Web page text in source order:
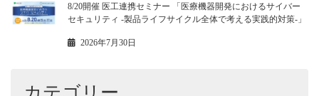
8/20開催 医工連携セミナー 「医療機器開発におけるサイバー
セキュリティ -製品ライフサイクル全体で考える実践的対策-」
2026年7月30日